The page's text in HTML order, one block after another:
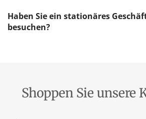
Haben Sie ein stationäres
besuchen?
Shoppen Sie unsere